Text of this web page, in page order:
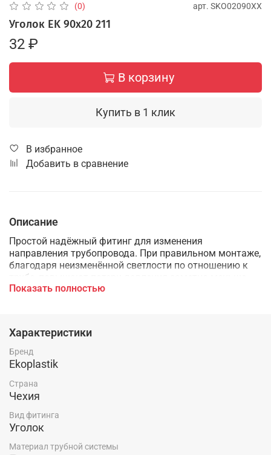
(0) арт. SKO02090XX
Уголок EK 90х20 211
32 ₽
В корзину
Купить в 1 клик
В избранное
Добавить в сравнение
Описание
Простой надёжный фитинг для изменения
направления трубопровода. При правильном монтаже,
благодаря неизменённой светлости по отношению к
трубе, повышают потери давления заметно меньше,
чем колена в других системах трубопроводов.
Показать полностью
Характеристики
Бренд
Ekoplastik
Страна
Чехия
Вид фитинга
Уголок
Материал трубной системы